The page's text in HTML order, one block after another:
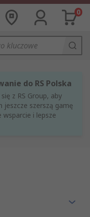
0
do RS Polska
z RS Group, aby
szerszą gamę
i lepsze